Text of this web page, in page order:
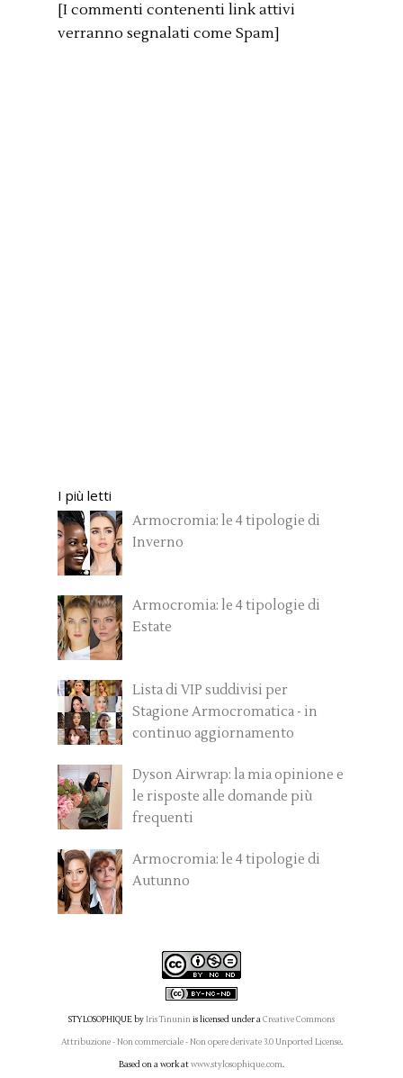
[I commenti contenenti link attivi
verranno segnalati come Spam]
I più letti
Armocromia: le 4 tipologie di
Inverno
Armocromia: le 4 tipologie di
Estate
Lista di VIP suddivisi per
Stagione Armocromatica - in
continuo aggiornamento
Dyson Airwrap: la mia opinione e
le risposte alle domande più
frequenti
Armocromia: le 4 tipologie di
Autunno
STYLOSOPHIQUE byIris Tinuninis licensed under aCreative Commons
Attribuzione - Non commerciale - Non opere derivate 3.0 Unported License.
Based on a work atwww.stylosophique.com.